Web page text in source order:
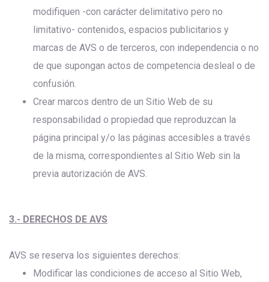
modifiquen -con carácter delimitativo pero no
limitativo- contenidos, espacios publicitarios y
marcas de AVS o de terceros, con independencia o no
de que supongan actos de competencia desleal o de
confusión.
Crear marcos dentro de un Sitio Web de su
responsabilidad o propiedad que reproduzcan la
página principal y/o las páginas accesibles a través
de la misma, correspondientes al Sitio Web sin la
previa autorización de AVS.
3.- DERECHOS DE AVS
AVS se reserva los siguientes derechos:
Modificar las condiciones de acceso al Sitio Web,